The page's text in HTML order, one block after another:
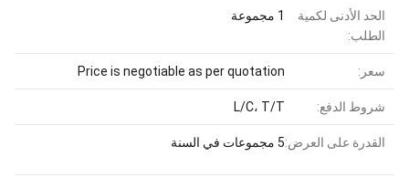
الحد الأدنى لكمية
الطلب:
1 مجموعة
سعر: Price is negotiable as per quotation
شروط الدفع: L/C، T/T
القدرة على العرض:5 مجموعات في السنة